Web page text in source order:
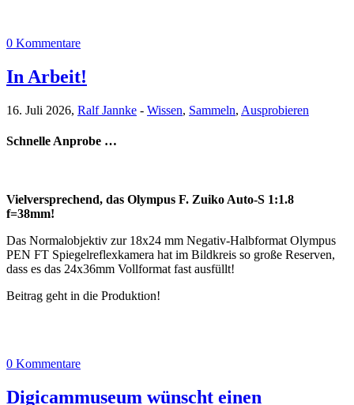
0 Kommentare
In Arbeit!
16. Juli 2026, Ralf Jannke - Wissen, Sammeln, Ausprobieren
Schnelle Anprobe …
Vielversprechend, das Olympus F. Zuiko Auto-S 1:1.8
f=38mm!
Das Normalobjektiv zur 18x24 mm Negativ-Halbformat Olympus
PEN FT Spiegelreflexkamera hat im Bildkreis so große Reserven,
dass es das 24x36mm Vollformat fast ausfüllt!
Beitrag geht in die Produktion!
0 Kommentare
Digicammuseum wünscht einen